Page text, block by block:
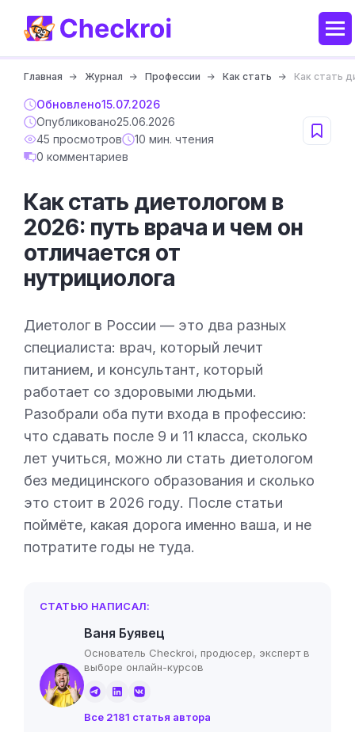
Главная Журнал Профессии Как стать Как стать
Обновлено15.07.2026
Опубликовано25.06.2026
45 просмотров
10 мин. чтения
0 комментариев
Как стать диетологом в
2026: путь врача и чем он
отличается от
нутрициолога
Диетолог в России — это два разных
специалиста: врач, который лечит
питанием, и консультант, который
работает со здоровыми людьми.
Разобрали оба пути входа в профессию:
что сдавать после 9 и 11 класса, сколько
лет учиться, можно ли стать диетологом
без медицинского образования и сколько
это стоит в 2026 году. После статьи
поймёте, какая дорога именно ваша, и не
потратите годы не туда.
СТАТЬЮ НАПИСАЛ:
Ваня Буявец
Основатель Checkroi, продюсер, эксперт в
выборе онлайн-курсов
Все 2181 статья автора